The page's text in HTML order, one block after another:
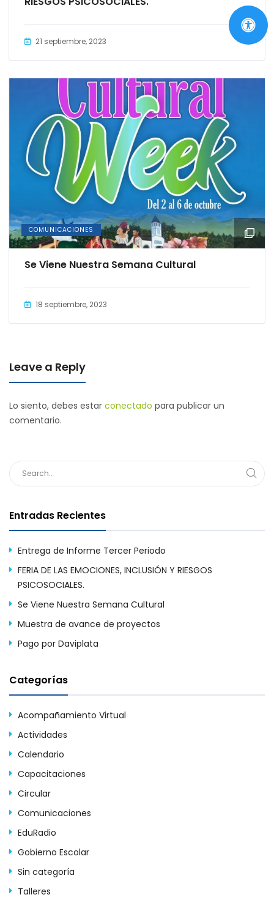
21 septiembre, 2023
COMUNICACIONES
Se Viene Nuestra Semana Cultural
18 septiembre, 2023
Leave a Reply
Lo siento, debes estar conectado para publicar un
comentario.
Entradas Recientes
Entrega de Informe Tercer Periodo
FERIA DE LAS EMOCIONES, INCLUSIÓN Y RIESGOS
PSICOSOCIALES.
Se Viene Nuestra Semana Cultural
Muestra de avance de proyectos
Pago por Daviplata
Categorías
Acompañamiento Virtual
Actividades
Calendario
Capacitaciones
Circular
Comunicaciones
EduRadio
Gobierno Escolar
Sin categoría
Talleres